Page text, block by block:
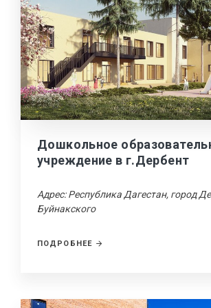
Дошкольное
учреждение в г.Дербент
Адрес: Республика Дагестан, город
Буйнакского
ПОДРОБНЕЕ